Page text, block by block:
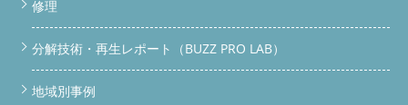
修理
分解技術・再生レポート（BUZZ PRO LAB）
地域別事例